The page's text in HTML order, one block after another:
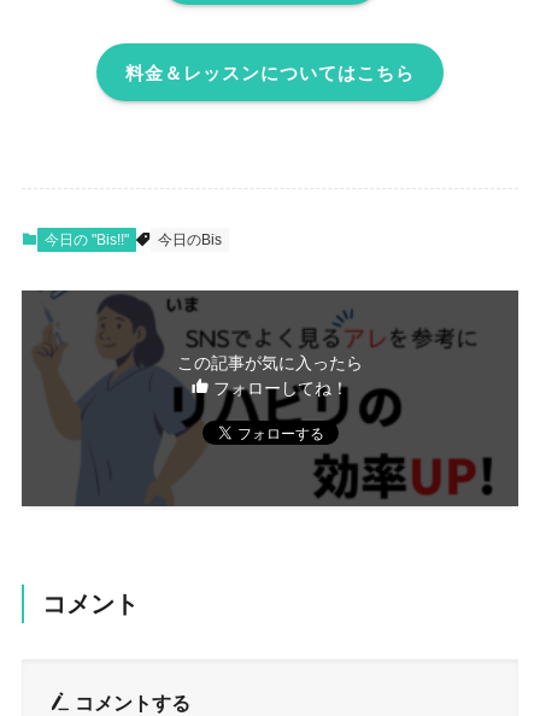
料金＆レッスンについてはこちら
今日の "Bis!!" 今日のBis
この記事が気に入ったら
フォローしてね！
コメント
コメントする